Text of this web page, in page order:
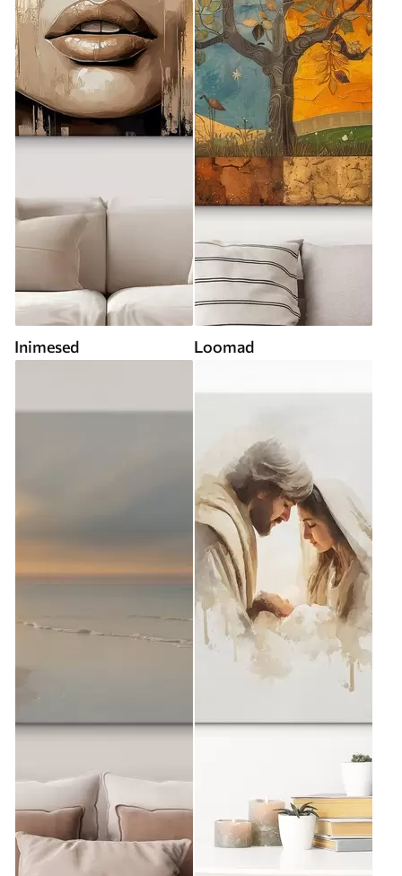
Inimesed Loomad